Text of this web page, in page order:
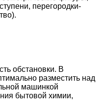
перегородки-
обстановки. В
разместить над
машинкой
бытовой химии,